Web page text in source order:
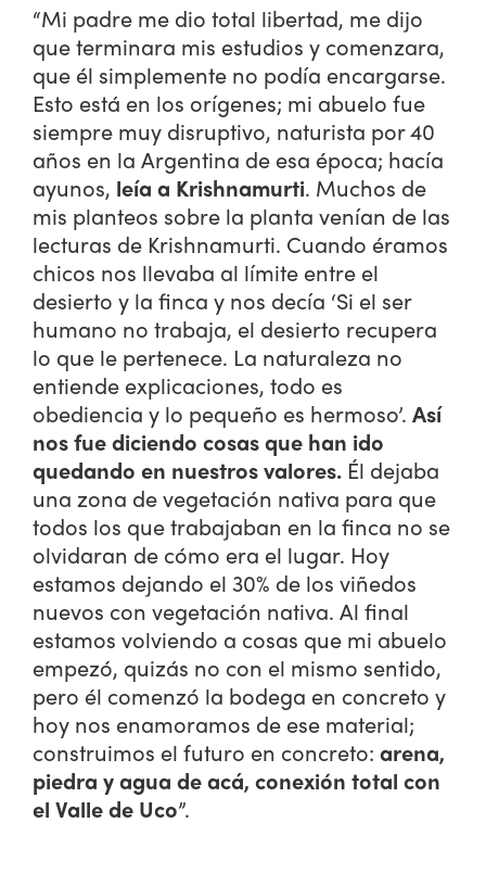
“Mi padre me dio total libertad, me dijo
que terminara mis estudios y comenzara,
que él simplemente no podía encargarse.
Esto está en los orígenes; mi abuelo fue
siempre muy disruptivo, naturista por 40
años en la Argentina de esa época; hacía
ayunos, leía a Krishnamurti. Muchos de
mis planteos sobre la planta venían de las
lecturas de Krishnamurti. Cuando éramos
chicos nos llevaba al límite entre el
desierto y la finca y nos decía ‘Si el ser
humano no trabaja, el desierto recupera
lo que le pertenece. La naturaleza no
entiende explicaciones, todo es
obediencia y lo pequeño es hermoso’. Así
nos fue diciendo cosas que han ido
quedando en nuestros valores. Él dejaba
una zona de vegetación nativa para que
todos los que trabajaban en la finca no se
olvidaran de cómo era el lugar. Hoy
estamos dejando el 30% de los viñedos
nuevos con vegetación nativa. Al final
estamos volviendo a cosas que mi abuelo
empezó, quizás no con el mismo sentido,
pero él comenzó la bodega en concreto y
hoy nos enamoramos de ese material;
construimos el futuro en concreto: arena,
piedra y agua de acá, conexión total con
el Valle de Uco”.